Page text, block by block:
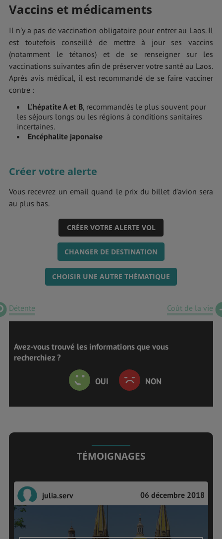
Vaccins et médicaments
Il n'y a pas de vaccination obligatoire pour entrer au Laos. Il
est toutefois conseillé de mettre à jour ses vaccins
(notamment le tétanos) et de se renseigner sur les
vaccinations suivantes afin de préserver votre santé au Laos.
Après avis médical, il est recommandé de se faire vacciner
contre :
L'hépatite A et B, recommandés le plus souvent pour
les séjours longs ou les régions à conditions sanitaires
incertaines.
Encéphalite japonaise
Créer votre alerte
Vous recevrez un email quand le prix du billet d'avion sera
au plus bas.
CRÉER VOTRE ALERTE VOL
CHANGER DE DESTINATION
CHOISIR UNE AUTRE THÉMATIQUE
Détente Coût de la vie
Avez-vous trouvé les informations que vous
recherchiez ?
OUI NON
TÉMOIGNAGES
julia.serv 06 décembre 2018